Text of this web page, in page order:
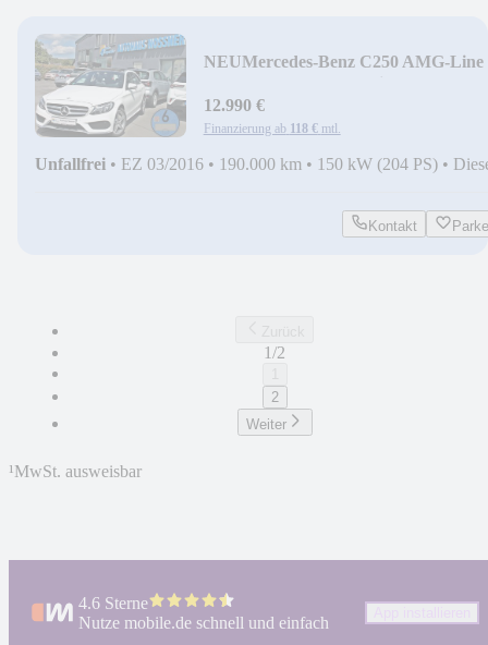
NEUMercedes-Benz C250 AMG-Line
12.990 €
Finanzierung ab 118 € mtl.
Unfallfrei • EZ 03/2016 • 190.000 km • 150 kW (204 PS) •
Kontakt
1/2
2
Weiter
¹MwSt. ausweisbar
4.6 Sterne
Nutze mobile.de schnell und einfach